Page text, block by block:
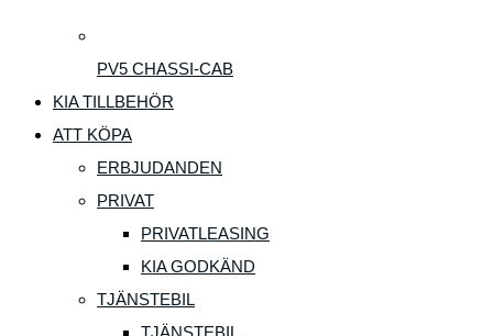
PV5 CHASSI-CAB
KIA TILLBEHÖR
ATT KÖPA
ERBJUDANDEN
PRIVAT
PRIVATLEASING
KIA GODKÄND
TJÄNSTEBIL
TJÄNSTEBIL